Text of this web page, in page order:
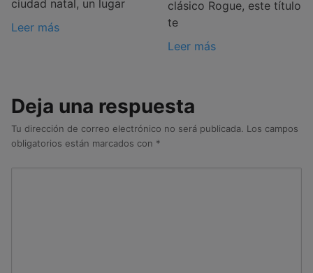
ciudad natal, un lugar
Leer más
clásico Rogue, este título
te
Leer más
Deja una respuesta
Tu dirección de correo electrónico no será publicada. Los campos
obligatorios están marcados con *